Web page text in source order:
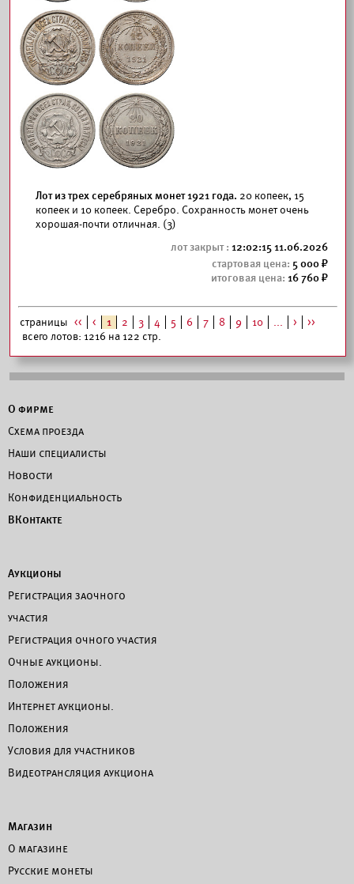
Лот из трех серебряных монет 1921 года. 20 копеек, 15
копеек и 10 копеек. Серебро. Сохранность монет очень
хорошая-почти отличная. (3)
12:02:15 11.06.2026
5 000
16 760
страницы << < 1 2 3 4 5 6 7 8 9 10 ... >
>>
всего лотов: 1216 на 122 стр.
О фирме
Схема проезда
Наши специалисты
Новости
Конфиденциальность
ВКонтакте
Аукционы
Регистрация заочного
участия
Регистрация очного участия
Очные аукционы.
Положения
Интернет аукционы.
Положения
Условия для участников
Видеотрансляция аукциона
Магазин
О магазине
Русские монеты